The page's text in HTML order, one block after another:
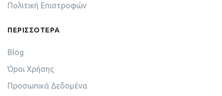
Πολιτική Επιστροφών
ΠΕΡΙΣΣΟΤΕΡΑ
Blog
Όροι Χρήσης
Προσωπικά Δεδομένα